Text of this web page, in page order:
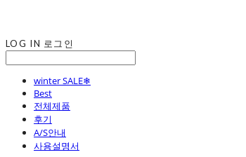
LOG IN 로그인
winter SALE❄
Best
전체제품
후기
A/S안내
사용설명서